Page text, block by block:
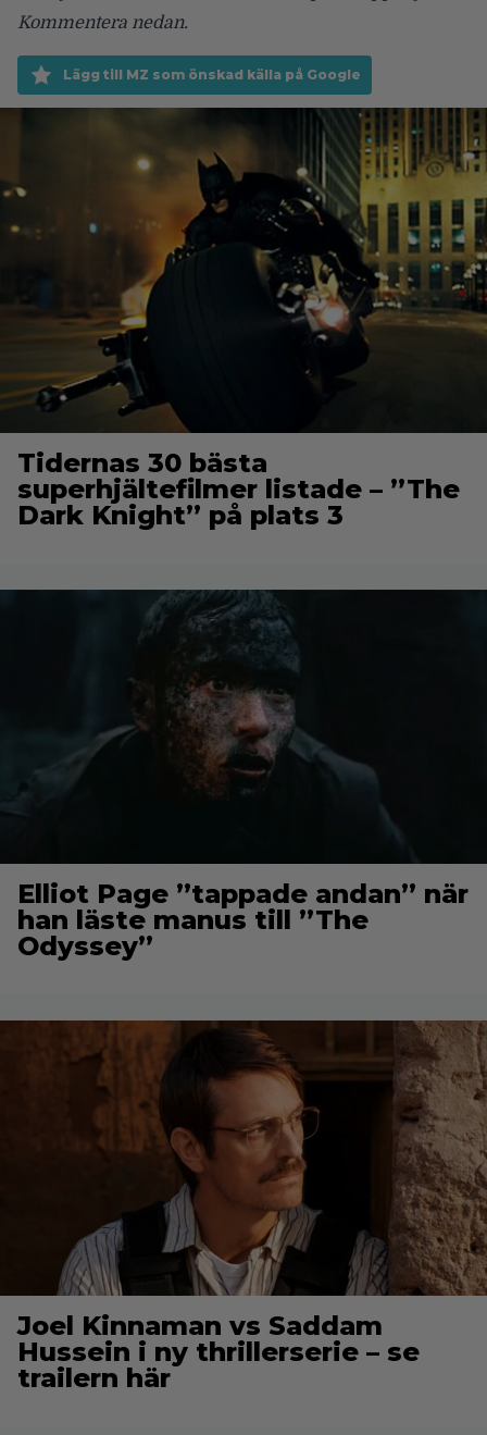
Kommentera nedan.
Lägg till MZ som önskad källa på Google
Tidernas 30 bästa
superhjältefilmer listade – ”The
Dark Knight” på plats 3
Elliot Page ”tappade andan” när
han läste manus till ”The
Odyssey”
Joel Kinnaman vs Saddam
Hussein i ny thrillerserie – se
trailern här